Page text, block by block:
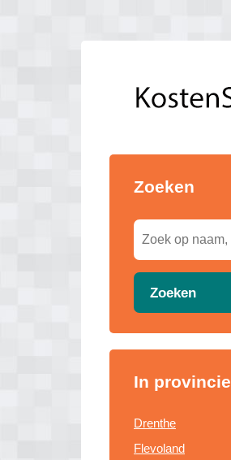
Zoeken
Zoeken
In provincie
Drenthe
Flevoland